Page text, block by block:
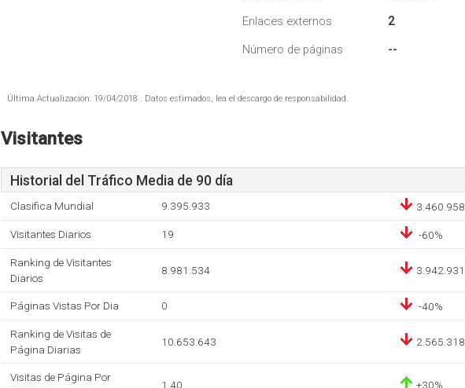
Enlaces externos 2
Número de páginas --
Última Actualización: 19/04/2018 . Datos estimados, lea el descargo de responsabilidad.
Visitantes
Historial del Tráfico Media de 90 día
Clasifica Mundial 9.395.933 3.460.958
Visitantes Diarios 19 -60%
Ranking de Visitantes
Diarios
8.981.534 3.942.931
Páginas Vistas Por Dia 0 -40%
Ranking de Visitas de
Página Diarias
10.653.643 2.565.318
Visitas de Página Por
1,40 +30%